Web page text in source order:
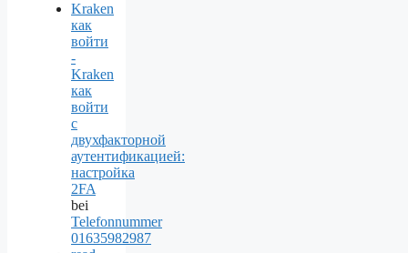
Kraken
как
войти
-
Kraken
как
войти
с
двухфакторной
аутентификацией:
настройка
2FA
bei
Telefonnummer
01635982987